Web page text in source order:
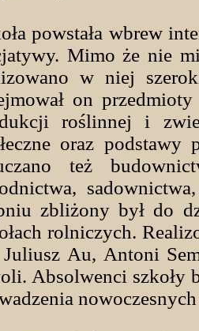
powstała wbrew
Mimo że nie
w niej
on
roślinnej i
oraz podstawy
też
zbliżony był do
rolniczych.
Au, Antoni
Absolwenci szkoły